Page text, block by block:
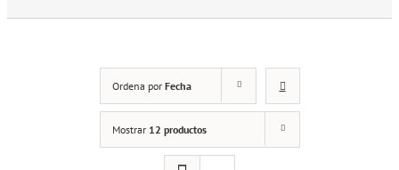
Ordena por Fecha
Mostrar 12 productos